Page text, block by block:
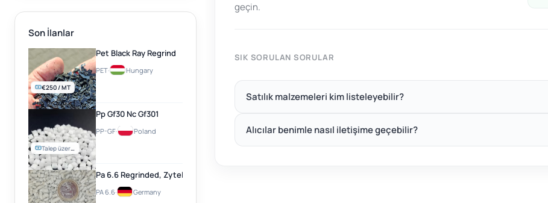
Son İlanlar
€250 / MT
Pet Black Ray Regrind
PET· Hungary
Talep üzerine
Pp Gf30 Nc Gf301
PP-GF· Poland
Pa 6.6 Regrinded, Zytel, Natural
PA 6.6· Germany
geçin.
SIK SORULAN SORULAR
Satılık malzemeleri kim listeleyebilir?
Alıcılar benimle nasıl iletişime geçebilir?